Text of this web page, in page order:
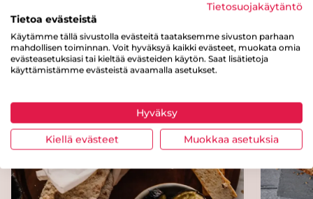
Kokeile myös näitä reseptejä
Tietosuojakäytäntö
Tietoa evästeistä
Käytämme tällä sivustolla evästeitä taataksemme sivuston parhaan
mahdollisen toiminnan. Voit hyväksyä kaikki evästeet, muokata omia
evästeasetuksiasi tai kieltää evästeiden käytön. Saat lisätietoja
käyttämistämme evästeistä avaamalla asetukset.
Hyväksy
Kiellä evästeet Muokkaa asetuksia